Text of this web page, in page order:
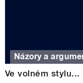
Názory a
Ve volném stylu...